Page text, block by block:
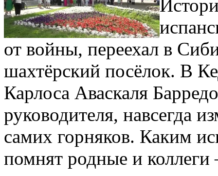
от войны, переехал в
шахтёрский посёлок. В
Карлоса Аваскаля
руководителя, навсегда
самих горняков. Каким
помнят родные и